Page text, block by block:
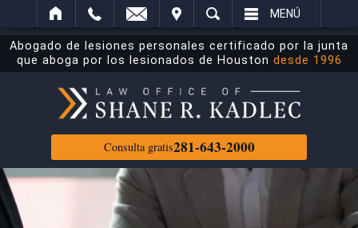
BUSCAR MENÚ
Abogado de lesiones personales certificado por la junta
que aboga por los lesionados de Houston desde 1996
Consulta gratis281-643-2000